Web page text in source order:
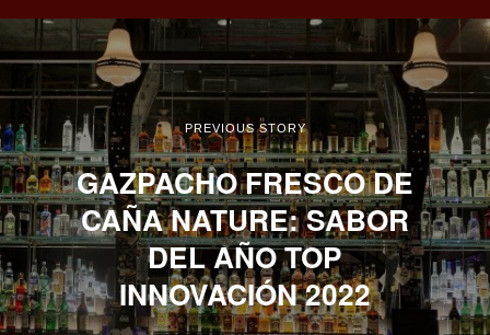
PREVIOUS STORY
GAZPACHO FRESCO DE
CAÑA NATURE: SABOR
DEL AÑO TOP
INNOVACIÓN 2022